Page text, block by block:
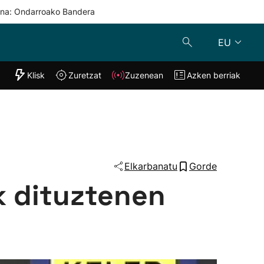
Ondarroako Bandera
EU
"Helmuga"
Klisk Zuzenean
Klisk Zuretzat Zuzenean Azken berriak
Elkarbanatu Gorde
dituztenen